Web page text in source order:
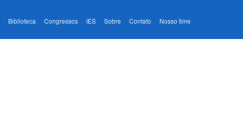
Biblioteca Congressos IES Sobre Contato Nosso time